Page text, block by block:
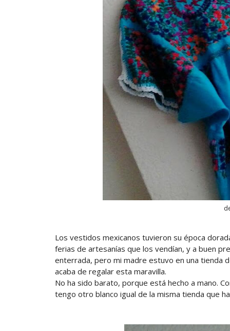
Los vestidos mexicanos tuvieron su época
ferias de artesanías que los vendían, y a buen
enterrada, pero mi madre estuvo en una tienda
acaba de regalar esta maravilla.
No ha sido barato, porque está hecho a mano.
tengo otro blanco igual de la misma tienda que